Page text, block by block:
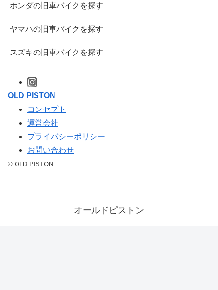
ホンダの旧車バイクを探す
ヤマハの旧車バイクを探す
スズキの旧車バイクを探す
OLD PISTON
コンセプト
運営会社
プライバシーポリシー
お問い合わせ
© OLD PISTON
オールドピストン